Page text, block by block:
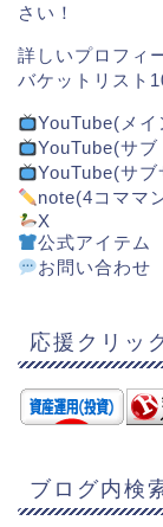
さい！
詳しいプロフィ
バケットリスト
YouTube(メイ
YouTube(サブ
YouTube(サ
note(4コママ
X
公式アイテム
お問い合わせ
応援クリッ
ブログ内検